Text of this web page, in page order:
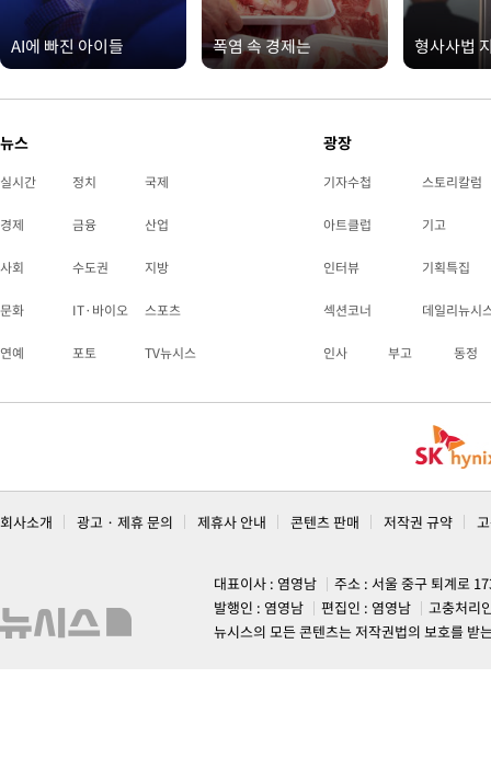
AI에 빠진 아이들 폭염 속 경제는 형사사법
뉴스
실시간 정치 국제
경제 금융 산업
사회 수도권 지방
문화 IT·바이오 스포츠
연예 포토 TV뉴시스
광장
기자수첩 스토리칼럼
아트클럽 기고
인터뷰 기획특집
섹션코너 데일리뉴시
인사 부고 동정
회사소개 광고 · 제휴 문의 제휴사 안내 콘텐츠 판매 저작권 규약
대표이사 : 염영남
주소 : 서울 중구 퇴계로
발행인 : 염영남
편집인 : 염영남
고충처리
뉴시스의 모든 콘텐츠는 저작권법의 보호를